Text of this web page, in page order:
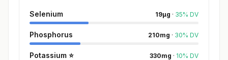
Selenium 19µg · 35% DV
Phosphorus 210mg · 30% DV
Potassium ⭐ 330mg · 10% DV